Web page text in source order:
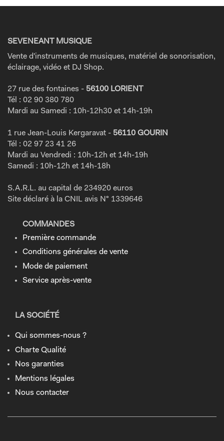
SEVENEANT MUSIQUE
Vente d'instruments de musiques, matériel de sonorisation,
éclairage, vidéo et DJ Shop.
27 rue des fontaines - 56100 LORIENT
Tél : 02 90 380 780
Mardi au Samedi : 10h-12h30 et 14h-19h
1 rue Jean-Louis Kergaravat - 56110 GOURIN
Tél : 02 97 23 41 26
Mardi au Vendredi : 10h-12h et 14h-19h
Samedi : 10h-12h et 14h-18h
S.A.R.L. au capital de 234920 euros
Site déclaré à la CNIL avis N° 1339646
COMMANDES
Première commande
Conditions générales de vente
Mode de paiement
Service après-vente
LA SOCIÉTÉ
Qui sommes-nous ?
Charte Qualité
Nos garanties
Mentions légales
Nous contacter